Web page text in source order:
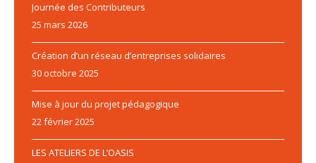
Journée des Contributeurs
25 mars 2026
Création d’un réseau d’entreprises solidaires
30 octobre 2025
Mise à jour du projet pédagogique
22 février 2025
LES ATELIERS DE L’OASIS